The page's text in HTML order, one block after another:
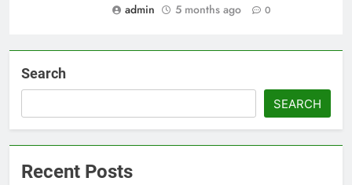
admin
5 months ago 0
Search
SEARCH
Recent Posts